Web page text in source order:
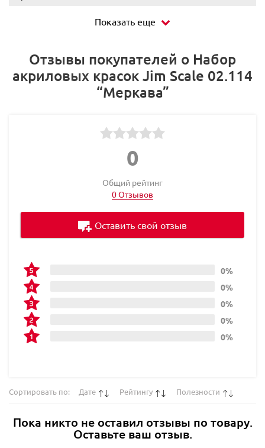
Показать еще
Отзывы покупателей о Набор
акриловых красок Jim Scale 02.114
“Меркава”
0
Общий рейтинг
0 Отзывов
0%
0%
0%
0%
0%
Оставить свой отзыв
Сортировать по: Дате Рейтингу Полезности
Пока никто не оставил отзывы по товару.
Оставьте ваш отзыв.